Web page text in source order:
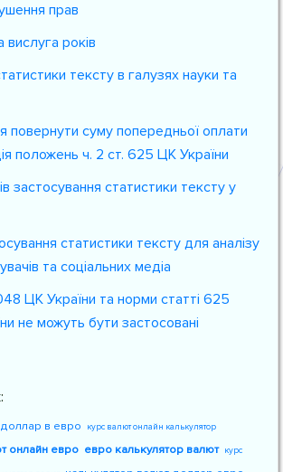
прав
років
тексту в галузях науки та
повернути суму попередньої оплати
положень ч. 2 ст. 625 ЦК України
застосування статистики тексту у
статистики тексту для аналізу
та соціальних медіа
ЦК України та норми статті 625
не можуть бути застосовані
в евро курс валют онлайн калькулятор
онлайн евро евро калькулятор валют курс